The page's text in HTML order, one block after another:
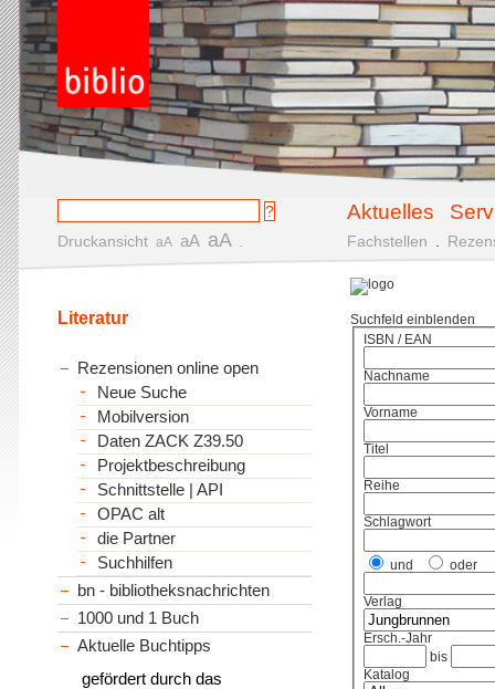
Aktuelles
Druckansicht aA aA aA Fachstellen
Suchfeld einblenden
ISBN / EAN
Nachname
Vorname
Titel
Reihe
Schlagwort
und oder
Verlag
Ersch.-Jahr
bis
Katalog
Literatur
Rezensionen online open
Neue Suche
Mobilversion
Daten ZACK Z39.50
Projektbeschreibung
Schnittstelle | API
OPAC alt
die Partner
Suchhilfen
bn - bibliotheksnachrichten
1000 und 1 Buch
Aktuelle Buchtipps
gefördert durch das